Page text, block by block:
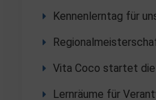
Kennenlerntag für
Vita Coco startet
Lernräume für